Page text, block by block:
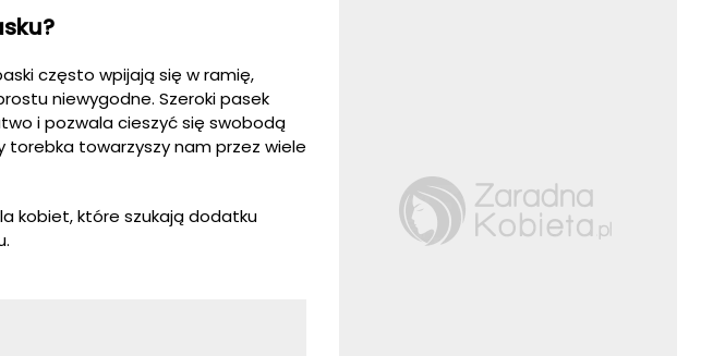
często wpijają się w ramię,
niewygodne. Szeroki pasek
i pozwala cieszyć się swobodą
torebka towarzyszy nam przez wiele
kobiet, które szukają dodatku